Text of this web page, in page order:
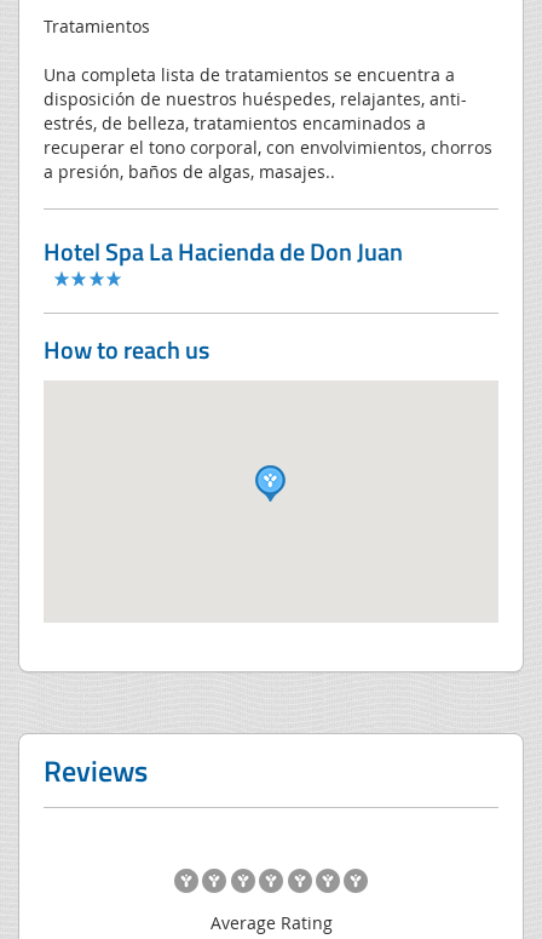
Tratamientos
Una completa lista de tratamientos se encuentra a
disposición de nuestros huéspedes, relajantes, anti-
estrés, de belleza, tratamientos encaminados a
recuperar el tono corporal, con envolvimientos, chorros
a presión, baños de algas, masajes..
Hotel Spa La Hacienda de Don Juan
How to reach us
Reviews
Average Rating